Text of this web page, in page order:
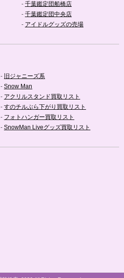
- 千葉鑑定団船橋店
- 千葉鑑定団中央店
- アイドルグッズの売場
- 旧ジャニーズ系
-Snow Man
- アクリルスタンド買取リスト
-すのチルぶら下がり買取リスト
- フォトハンガー買取リスト
-SnowMan Liveグッズ買取リスト